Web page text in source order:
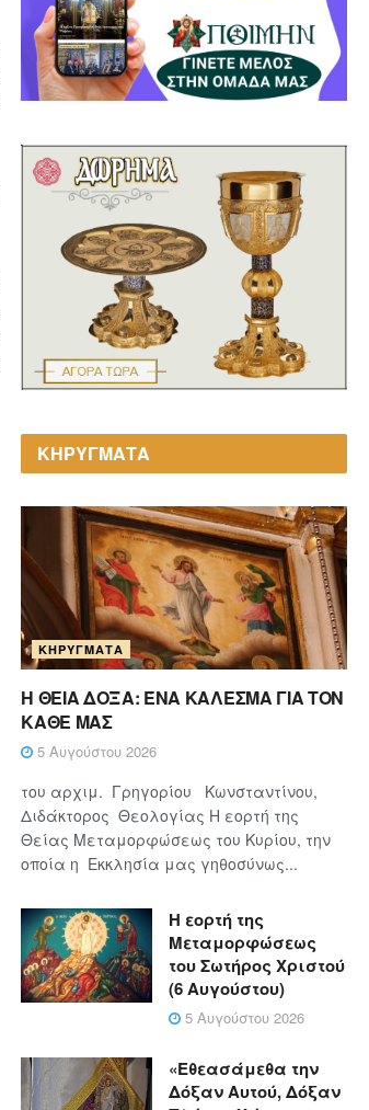
ΚΗΡΥΓΜΑΤΑ
ΚΗΡΎΓΜΑΤΑ
Η ΘΕΙΑ ΔΟΞΑ: ΈΝΑ ΚΑΛΕΣΜΑ ΓΙΑ ΤΟΝ
ΚΑΘΕ ΜΑΣ
5 Αυγούστου 2026
του αρχιμ. Γρηγορίου Κωνσταντίνου,
Διδάκτορος Θεολογίας Η εορτή της
Θείας Μεταμορφώσεως του Κυρίου, την
οποία η Εκκλησία μας γηθοσύνως...
Η εορτή της
Μεταμορφώσεως
του Σωτήρος Χριστού
(6 Αυγούστου)
5 Αυγούστου 2026
«Εθεασάμεθα την
Δόξαν Αυτού, Δόξαν